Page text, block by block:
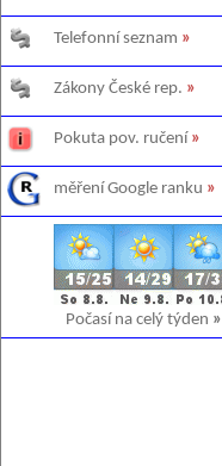
Telefonní seznam »
Zákony České rep. »
Pokuta pov. ručení »
měření Google ranku »
Počasí na celý týden »